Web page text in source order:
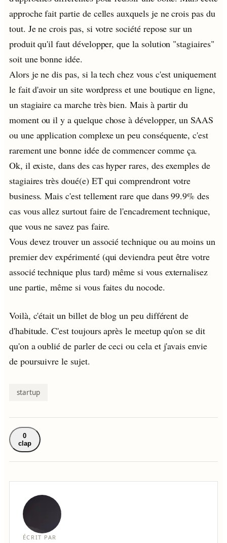
approche fait partie de celles auxquels je ne crois pas du
tout. Je ne crois pas, si votre société repose sur un
produit qu'il faut développer, que la solution "stagiaires"
soit une bonne idée.
Alors je ne dis pas, si la tech chez vous c'est uniquement
le fait d'avoir un site wordpress et une boutique en ligne,
un stagiaire ca marche très bien. Mais à partir du
moment ou il y a quelque chose à développer, un SAAS
ou une application complexe un peu conséquente, c'est
rarement une bonne idée de commencer comme ça.
Ok, il existe, dans des cas hyper rares, des exemples de
stagiaires très doué(e) ET qui comprendront votre
business. Mais c'est tellement rare que dans 99.9% des
cas vous allez surtout faire de l'encadrement technique,
que vous ne savez pas faire.
Vous devez trouver un associé technique ou au moins un
premier dev expérimenté (qui deviendra peut être votre
associé technique plus tard) même si vous externalisez
une partie, même si vous faites du nocode.
Voilà, c'était un billet de blog un peu différent de
d'habitude. C'est toujours après le meetup qu'on se dit
qu'on a oublié de parler de ceci ou cela et j'avais envie
de poursuivre le sujet.
startup
0
clap
ÉCRIT PAR